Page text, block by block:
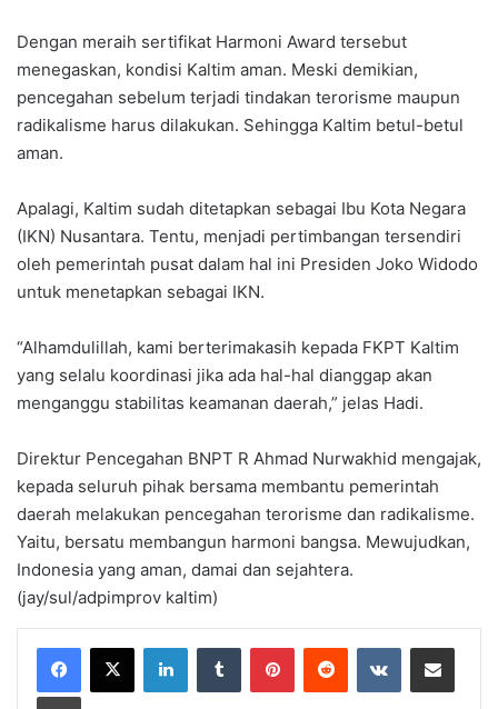
Dengan meraih sertifikat Harmoni Award tersebut
menegaskan, kondisi Kaltim aman. Meski demikian,
pencegahan sebelum terjadi tindakan terorisme maupun
radikalisme harus dilakukan. Sehingga Kaltim betul-betul
aman.
Apalagi, Kaltim sudah ditetapkan sebagai Ibu Kota Negara
(IKN) Nusantara. Tentu, menjadi pertimbangan tersendiri
oleh pemerintah pusat dalam hal ini Presiden Joko Widodo
untuk menetapkan sebagai IKN.
“Alhamdulillah, kami berterimakasih kepada FKPT Kaltim
yang selalu koordinasi jika ada hal-hal dianggap akan
menganggu stabilitas keamanan daerah,” jelas Hadi.
Direktur Pencegahan BNPT R Ahmad Nurwakhid mengajak,
kepada seluruh pihak bersama membantu pemerintah
daerah melakukan pencegahan terorisme dan radikalisme.
Yaitu, bersatu membangun harmoni bangsa. Mewujudkan,
Indonesia yang aman, damai dan sejahtera.
(jay/sul/adpimprov kaltim)
LinkedInTumblr PinterestReddit VKontakteShare via Email
Print